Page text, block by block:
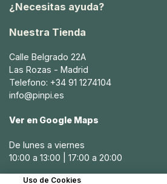
¿Necesitas ayuda?
Nuestra Tienda
Calle Belgrado 22A
Las Rozas - Madrid
Telefono: +34 91 1274104
info@pinpi.es
Ver en Google Maps
De lunes a viernes
10:00 a 13:00 | 17:00 a 20:00
Uso de Cookies